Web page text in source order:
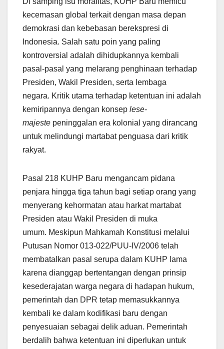
kecemasan global terkait dengan masa depan
demokrasi dan kebebasan berekspresi di
Indonesia. Salah satu poin yang paling
kontroversial adalah dihidupkannya kembali
pasal-pasal yang melarang penghinaan terhadap
Presiden, Wakil Presiden, serta lembaga
negara. Kritik utama terhadap ketentuan ini adalah
kemiripannya dengan konsep lese-
majeste peninggalan era kolonial yang dirancang
untuk melindungi martabat penguasa dari kritik
rakyat.
Pasal 218 KUHP Baru mengancam pidana
penjara hingga tiga tahun bagi setiap orang yang
menyerang kehormatan atau harkat martabat
Presiden atau Wakil Presiden di muka
umum. Meskipun Mahkamah Konstitusi melalui
Putusan Nomor 013-022/PUU-IV/2006 telah
membatalkan pasal serupa dalam KUHP lama
karena dianggap bertentangan dengan prinsip
kesederajatan warga negara di hadapan hukum,
pemerintah dan DPR tetap memasukkannya
kembali ke dalam kodifikasi baru dengan
penyesuaian sebagai delik aduan. Pemerintah
berdalih bahwa ketentuan ini diperlukan untuk